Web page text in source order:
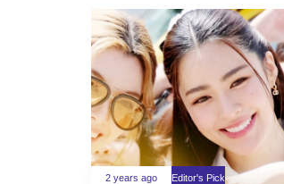
ปวดเรื้อรังได้ “วัยรุ่นพลังใบ” ในบ้าน
ที่นิยมคือการบริโภคแบบผงชงดื่ม หรื
Kratom Association) ซึ่งทำงานเกี่ย
เผยว่า ปัจจุบันมีผู้ใช้พืชกระท่อมในสห
แตกต่างกันไป และมีอยู่ 6 รัฐที่ยังคงก
กรรมการอาหารและยาแห่งสหรัฐอเมริ
การเสพติดและผลข้างเคียงต่างๆ เช่น
หรืออาการไม่พึงประสงค์อื่นๆ จากกา
วันนี้ กระท่อมมีสถานะด้านกฎระเบียบ
กล่าวว่า ในปัจจุบัน ยังไม่มีการศึกษา
2 years ago Editor's Pick